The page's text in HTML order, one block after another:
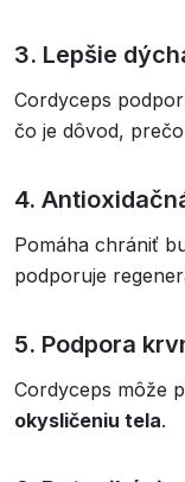
3. Lepšie
Cordyceps
čo je dôvod,
4.
Pomáha chrániť
podporuje
5. Podpora
Cordyceps môže
okysličeniu tela.